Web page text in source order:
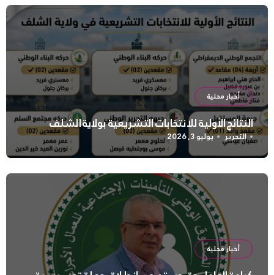
أخبار محلية
النتائج الأولية للانتخابات التشريعية بولاية الشلف
التحرير يوليو 3, 2026
أخبار محلية